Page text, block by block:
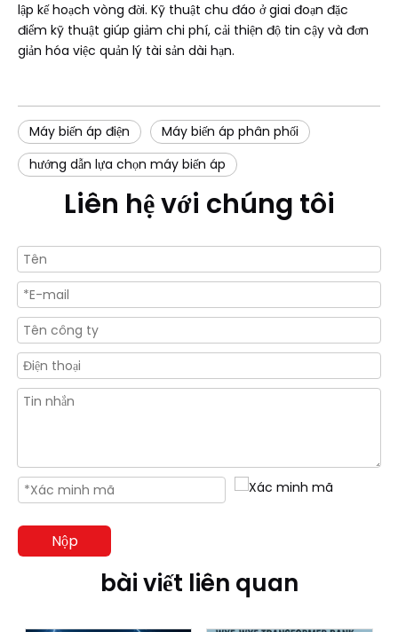
lập kế hoạch vòng đời. Kỹ thuật chu đáo ở giai đoạn đặc
điểm kỹ thuật giúp giảm chi phí, cải thiện độ tin cậy và đơn
giản hóa việc quản lý tài sản dài hạn.
Máy biến áp điện
Máy biến áp phân phối
hướng dẫn lựa chọn máy biến áp
Liên hệ với chúng tôi
Nộp
bài viết liên quan